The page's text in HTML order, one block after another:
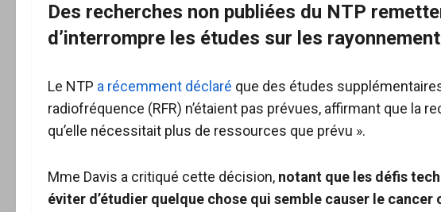
Des recherches non publiées du NTP
d’interrompre les études sur les
Le NTP a récemment déclaré que des études
radiofréquence (RFR) n’étaient pas prévues, affirmant que la
qu’elle nécessitait plus de ressources que prévu ».
Mme Davis a critiqué cette décision, notant que les défis
éviter d’étudier quelque chose qui semble causer le cancer